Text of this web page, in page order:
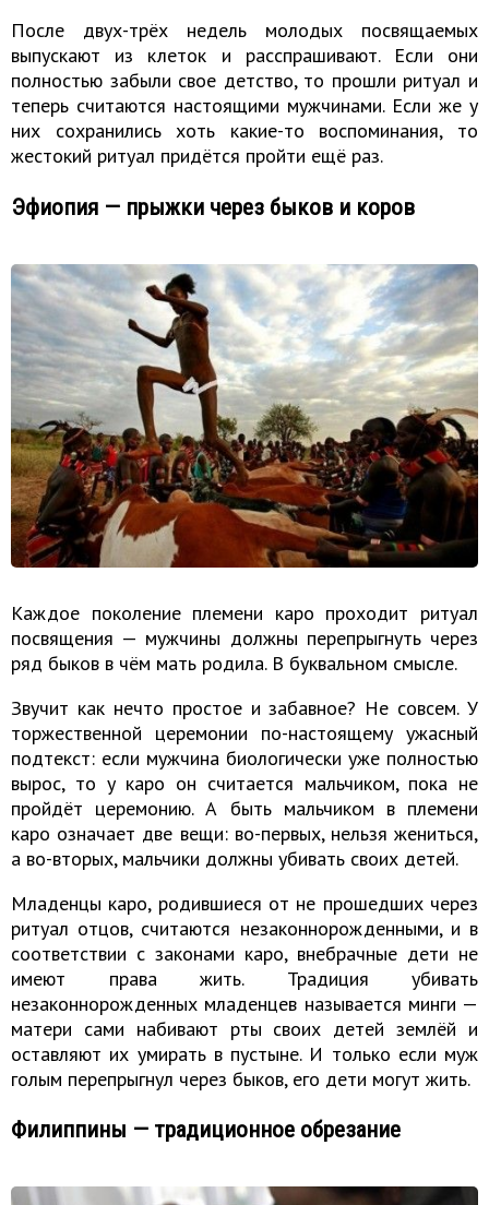
После двух-трёх недель молодых посвящаемых
выпускают из клеток и расспрашивают. Если они
полностью забыли свое детство, то прошли ритуал и
теперь считаются настоящими мужчинами. Если же у
них сохранились хоть какие-то воспоминания, то
жестокий ритуал придётся пройти ещё раз.
Эфиопия — прыжки через быков и коров
Каждое поколение племени каро проходит ритуал
посвящения — мужчины должны перепрыгнуть через
ряд быков в чём мать родила. В буквальном смысле.
Звучит как нечто простое и забавное? Не совсем. У
торжественной церемонии по-настоящему ужасный
подтекст: если мужчина биологически уже полностью
вырос, то у каро он считается мальчиком, пока не
пройдёт церемонию. А быть мальчиком в племени
каро означает две вещи: во-первых, нельзя жениться,
а во-вторых, мальчики должны убивать своих детей.
Младенцы каро, родившиеся от не прошедших через
ритуал отцов, считаются незаконнорожденными, и в
соответствии с законами каро, внебрачные дети не
имеют права жить. Традиция убивать
незаконнорожденных младенцев называется минги —
матери сами набивают рты своих детей землёй и
оставляют их умирать в пустыне. И только если муж
голым перепрыгнул через быков, его дети могут жить.
Филиппины — традиционное обрезание